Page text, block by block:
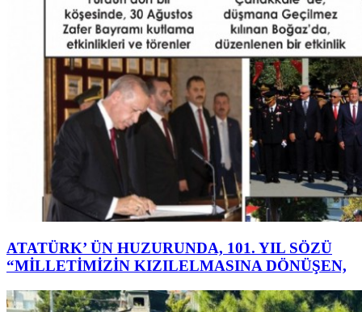
ATATÜRK’ ÜN HUZURUNDA, 101. YIL SÖZÜ
“MİLLETİMİZİN KIZILELMASINA DÖNÜŞEN,